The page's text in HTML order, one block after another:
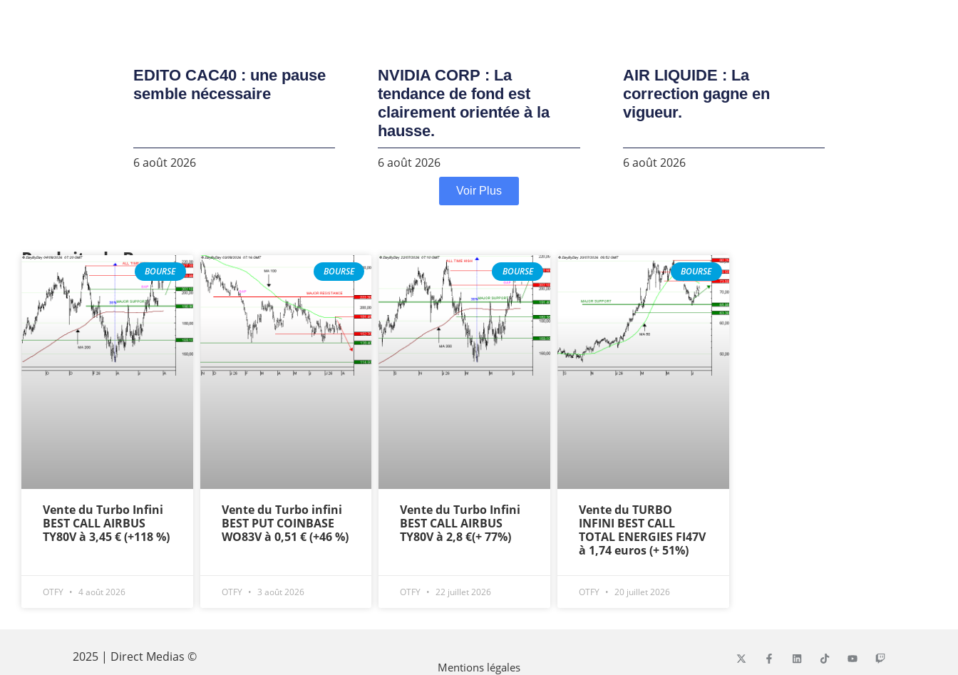
EDITO CAC40 : une pause
semble nécessaire
6 août 2026
NVIDIA CORP : La
tendance de fond est
clairement orientée à la
hausse.
6 août 2026
AIR LIQUIDE : La
correction gagne en
vigueur.
6 août 2026
Voir Plus
Produits de Bourse
BOURSE
Vente du Turbo Infini
BEST CALL AIRBUS
TY80V à 3,45 € (+118 %)
OTFY 4 août 2026
BOURSE
Vente du Turbo infini
BEST PUT COINBASE
WO83V à 0,51 € (+46 %)
OTFY 3 août 2026
BOURSE
Vente du Turbo Infini
BEST CALL AIRBUS
TY80V à 2,8 €(+ 77%)
OTFY 22 juillet 2026
BOURSE
Vente du TURBO
INFINI BEST CALL
TOTAL ENERGIES FI47V
à 1,74 euros (+ 51%)
OTFY 20 juillet 2026
2025 | Direct Medias ©
Mentions légales